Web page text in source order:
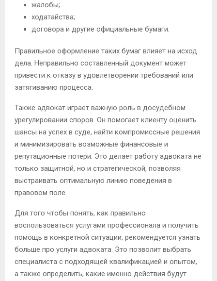
жалобы;
ходатайства;
договора и другие официальные бумаги.
Правильное оформление таких бумаг влияет на исход
дела. Неправильно составленный документ может
привести к отказу в удовлетворении требований или
затягиванию процесса.
Также адвокат играет важную роль в досудебном
урегулировании споров. Он помогает клиенту оценить
шансы на успех в суде, найти компромиссные решения
и минимизировать возможные финансовые и
репутационные потери. Это делает работу адвоката не
только защитной, но и стратегической, позволяя
выстраивать оптимальную линию поведения в
правовом поле.
Для того чтобы понять, как правильно
воспользоваться услугами профессионала и получить
помощь в конкретной ситуации, рекомендуется узнать
больше про услуги адвоката. Это позволит выбрать
специалиста с подходящей квалификацией и опытом,
а также определить, какие именно действия будут